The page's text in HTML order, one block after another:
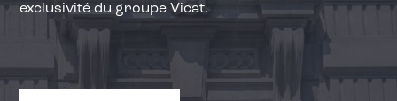
exclusivité du groupe Vicat.